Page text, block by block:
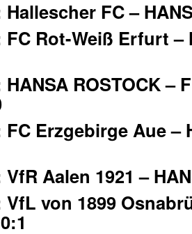
Hallescher FC –
FC Rot-Weiß Erfurt –
HANSA ROSTOCK –
FC Erzgebirge Aue –
VfR Aalen 1921 –
VfL von 1899